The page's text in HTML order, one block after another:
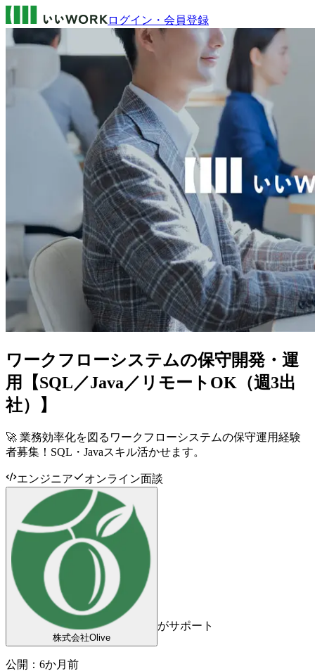
ログイン・会員登録
ワークフローシステムの保守開発・運
用【SQL／Java／リモートOK（週3出
社）】
🚀 業務効率化を図るワークフローシステムの保守運用経験
者募集！SQL・Javaスキル活かせます。
エンジニア オンライン面談
株式会社Olive
がサポート
公開： 6か月前